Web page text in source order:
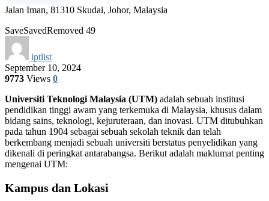
Jalan Iman, 81310 Skudai, Johor, Malaysia
SaveSavedRemoved 49
iptlist
September 10, 2024
9773 Views 0
Universiti Teknologi Malaysia (UTM) adalah sebuah institusi
pendidikan tinggi awam yang terkemuka di Malaysia, khusus dalam
bidang sains, teknologi, kejuruteraan, dan inovasi. UTM ditubuhkan
pada tahun 1904 sebagai sebuah sekolah teknik dan telah
berkembang menjadi sebuah universiti berstatus penyelidikan yang
dikenali di peringkat antarabangsa. Berikut adalah maklumat penting
mengenai UTM:
Kampus dan Lokasi